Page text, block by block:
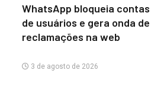
WhatsApp bloqueia contas
de usuários e gera onda de
reclamações na web
3 de agosto de 2026